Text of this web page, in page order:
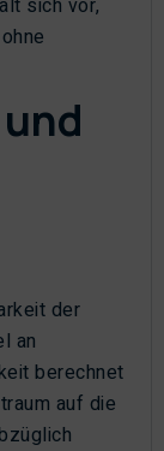
sich vor,
der
an
berechnet
auf die